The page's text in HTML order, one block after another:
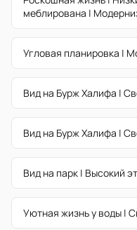
меблирована |
Угловая планировка |
Вид на Бурж Халифа |
Вид на Бурж Халифа |
Вид на парк | Высокий
Уютная жизнь у воды |